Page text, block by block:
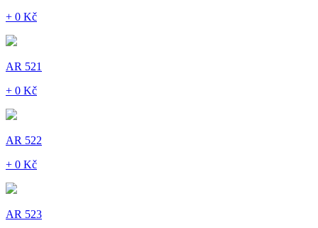
+ 0 Kč
AR 521
+ 0 Kč
AR 522
+ 0 Kč
AR 523